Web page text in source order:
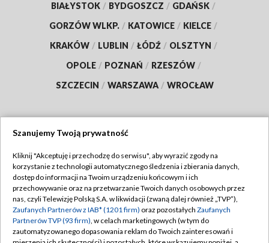
BIAŁYSTOK / BYDGOSZCZ / GDAŃSK /
GORZÓW WLKP. / KATOWICE / KIELCE /
KRAKÓW / LUBLIN / ŁÓDŹ / OLSZTYN /
OPOLE / POZNAŃ / RZESZÓW /
SZCZECIN / WARSZAWA / WROCŁAW
TVP
Abonament TVP
Emisja w TVP
Centrum informacji TVP
Regulamin TVP
Polityka prywatności
Moje zgody
Szanujemy Twoją prywatność
Kliknij "Akceptuję i przechodzę do serwisu", aby wyrazić zgody na
korzystanie z technologii automatycznego śledzenia i zbierania danych,
dostęp do informacji na Twoim urządzeniu końcowym i ich
przechowywanie oraz na przetwarzanie Twoich danych osobowych przez
nas, czyli Telewizję Polską S.A. w likwidacji (zwaną dalej również „TVP”),
Zaufanych Partnerów z IAB* (1201 firm) oraz pozostałych Zaufanych
Partnerów TVP (93 firm), w celach marketingowych (w tym do
zautomatyzowanego dopasowania reklam do Twoich zainteresowań i